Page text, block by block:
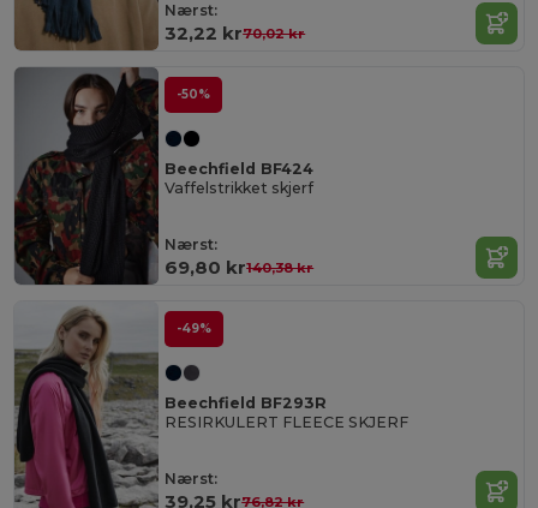
Nærst:
32,22 kr70,02 kr
-50%
Beechfield BF424
Vaffelstrikket skjerf
Nærst:
69,80 kr140,38 kr
-49%
Beechfield BF293R
RESIRKULERT FLEECE SKJERF
Nærst:
39,25 kr76,82 kr